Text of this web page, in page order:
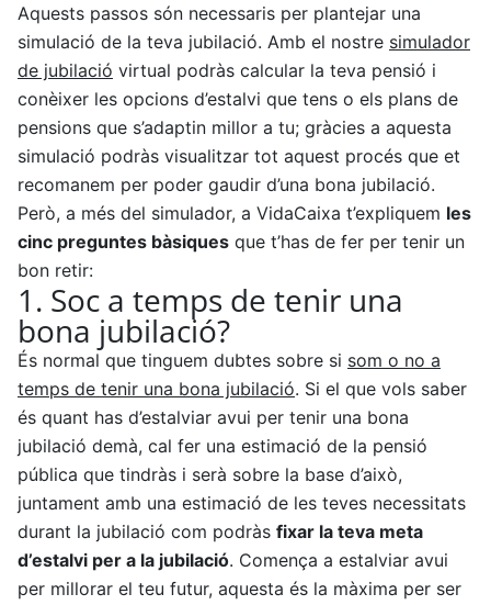
Aquests passos són necessaris per plantejar una
simulació de la teva jubilació. Amb el nostre simulador
de jubilació virtual podràs calcular la teva pensió i
conèixer les opcions d’estalvi que tens o els plans de
pensions que s’adaptin millor a tu; gràcies a aquesta
simulació podràs visualitzar tot aquest procés que et
recomanem per poder gaudir d’una bona jubilació.
Però, a més del simulador, a VidaCaixa t’expliquem les
cinc preguntes bàsiques que t’has de fer per tenir un
bon retir:
1. Soc a temps de tenir una
bona jubilació?
És normal que tinguem dubtes sobre si som o no a
temps de tenir una bona jubilació. Si el que vols saber
és quant has d’estalviar avui per tenir una bona
jubilació demà, cal fer una estimació de la pensió
pública que tindràs i serà sobre la base d’això,
juntament amb una estimació de les teves necessitats
durant la jubilació com podràs fixar la teva meta
d’estalvi per a la jubilació. Comença a estalviar avui
per millorar el teu futur, aquesta és la màxima per ser